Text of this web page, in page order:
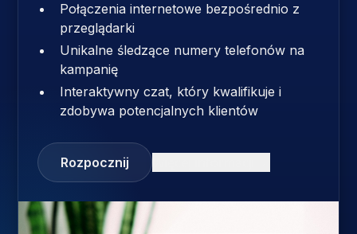
Połączenia internetowe bezpośrednio z
przeglądarki
Unikalne śledzące numery telefonów na
kampanię
Interaktywny czat, który kwalifikuje i
zdobywa potencjalnych klientów
Rozpocznij